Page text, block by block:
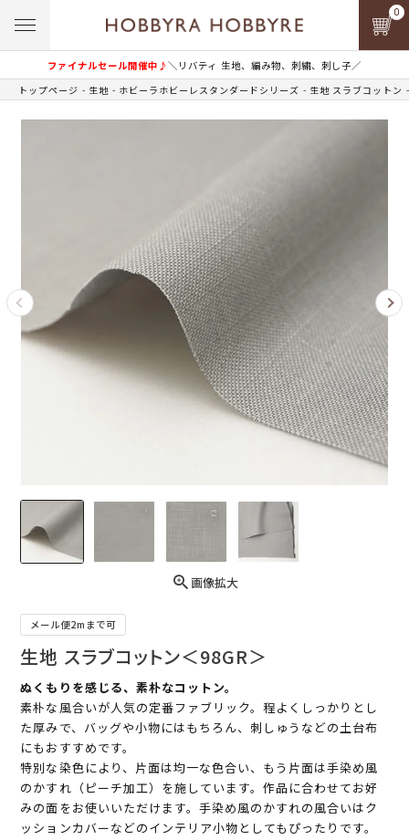
ファイナルセール開催中♪＼リバティ 生地、編み物、刺繍、刺し子／
0
トップページ 生地 ホビーラホビーレスタンダードシリーズ 生地 スラブコットン
画像拡大
メール便2mまで可
生地 スラブコットン＜98GR＞
ぬくもりを感じる、素朴なコットン。
素朴な風合いが人気の定番ファブリック。程よくしっかりとし
た厚みで、バッグや小物にはもちろん、刺しゅうなどの土台布
にもおすすめです。
特別な染色により、片面は均一な色合い、もう片面は手染め風
のかすれ（ピーチ加工）を施しています。作品に合わせてお好
みの面をお使いいただけます。手染め風のかすれの風合いはク
ッションカバーなどのインテリア小物としてもぴったりです。